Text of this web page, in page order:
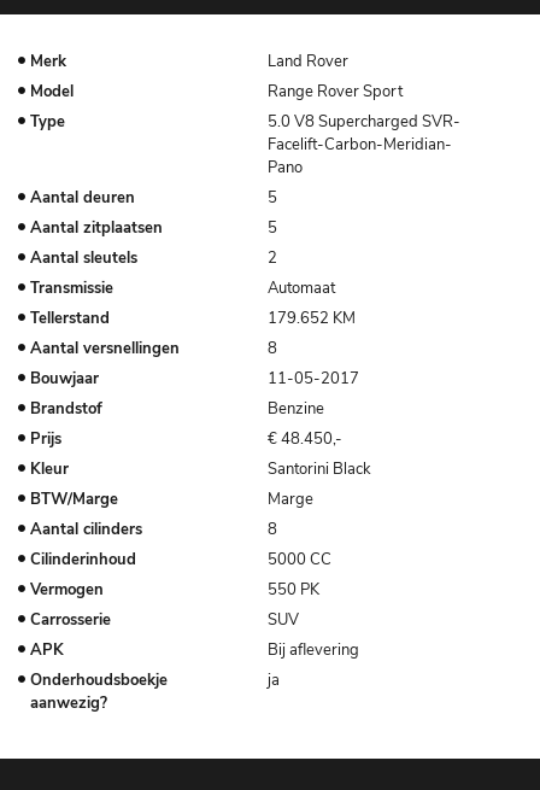
Merk
Land Rover
Model
Range Rover Sport
Type
5.0 V8 Supercharged SVR-
Facelift-Carbon-Meridian-
Pano
Aantal deuren
5
Aantal zitplaatsen
5
Aantal sleutels
2
Transmissie
Automaat
Tellerstand
179.652 KM
Aantal versnellingen
8
Bouwjaar
11-05-2017
Brandstof
Benzine
Prijs
€ 48.450,-
Kleur
Santorini Black
BTW/Marge
Marge
Aantal cilinders
8
Cilinderinhoud
5000 CC
Vermogen
550 PK
Carrosserie
SUV
APK
Bij aflevering
Onderhoudsboekje
aanwezig?
ja